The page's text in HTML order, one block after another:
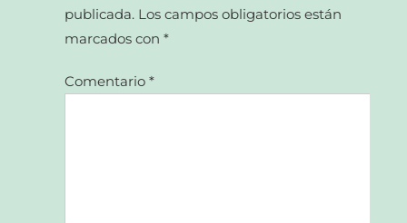
publicada. Los campos obligatorios están
marcados con*
Comentario*